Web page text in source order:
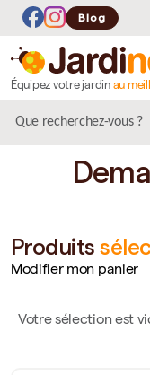
Blog
Équipez votre jardin au
Produits
Modifier mon panier
Votre sélection est